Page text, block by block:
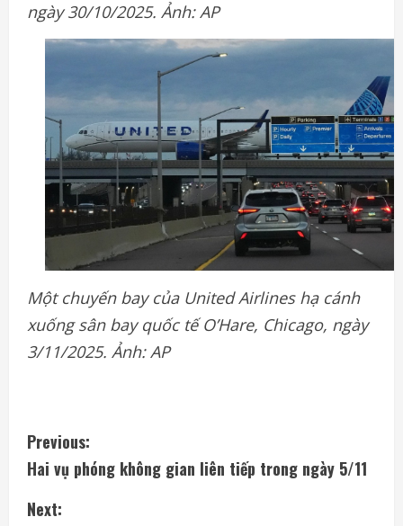
ngày 30/10/2025. Ảnh: AP
Một chuyến bay của United Airlines hạ cánh
xuống sân bay quốc tế O’Hare, Chicago, ngày
3/11/2025. Ảnh: AP
C
o
Previous:
Hai vụ phóng không gian liên tiếp trong ngày 5/11
Next: